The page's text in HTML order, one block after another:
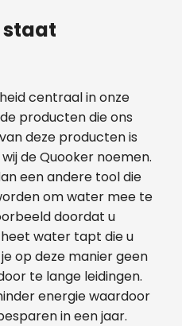
staat
centraal in onze
producten die ons
deze producten is
de Quooker noemen.
een andere tool die
om water mee te
doordat u
water tapt die u
op deze manier geen
te lange leidingen.
energie waardoor
in een jaar.